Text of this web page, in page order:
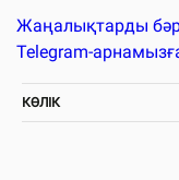
Жаңалықтарды
Telegram-
КӨЛІК